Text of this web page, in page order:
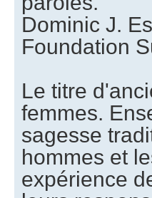
Dominic J.
Foundation
Le titre
femmes.
sagesse
hommes et
expérience